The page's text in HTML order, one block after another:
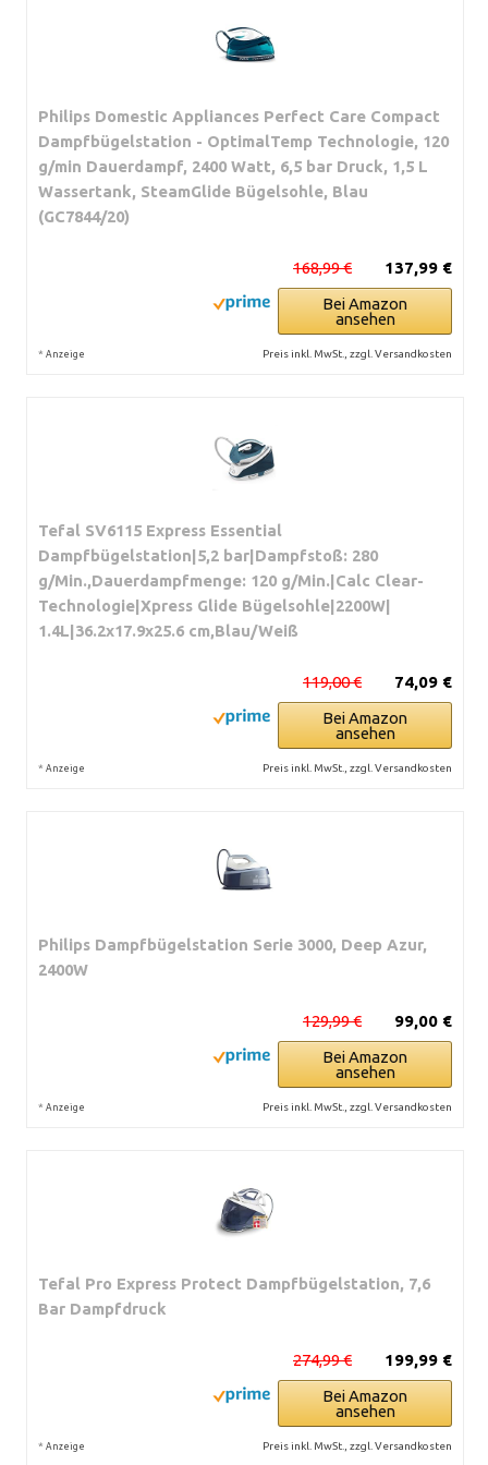
Philips Domestic Appliances Perfect Care Compact
Dampfbügelstation - OptimalTemp Technologie, 120
g/min Dauerdampf, 2400 Watt, 6,5 bar Druck, 1,5 L
Wassertank, SteamGlide Bügelsohle, Blau
(GC7844/20)
137,99 €
168,99 €
Bei Amazon
ansehen
* Anzeige Preis inkl. MwSt., zzgl. Versandkosten
Tefal SV6115 Express Essential
Dampfbügelstation|5,2 bar|Dampfstoß: 280
g/Min.,Dauerdampfmenge: 120 g/Min.|Calc Clear-
Technologie|Xpress Glide Bügelsohle|2200W|
1.4L|36.2x17.9x25.6 cm,Blau/Weiß
74,09 €
119,00 €
Bei Amazon
ansehen
* Anzeige Preis inkl. MwSt., zzgl. Versandkosten
Philips Dampfbügelstation Serie 3000, Deep Azur,
2400W
99,00 €
129,99 €
Bei Amazon
ansehen
* Anzeige Preis inkl. MwSt., zzgl. Versandkosten
Tefal Pro Express Protect Dampfbügelstation, 7,6
Bar Dampfdruck
199,99 €
274,99 €
Bei Amazon
ansehen
* Anzeige Preis inkl. MwSt., zzgl. Versandkosten